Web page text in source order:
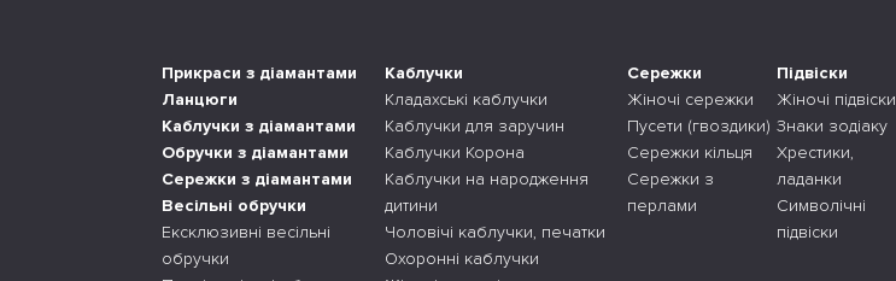
Прикраси з діамантами
Ланцюги
Каблучки з діамантами
Обручки з діамантами
Сережки з діамантами
Весільні обручки
Ексклюзивні весільні
обручки
Каблучки
Кладахські каблучки
Каблучки для заручин
Каблучки Корона
Каблучки на народження
дитини
Чоловічі каблучки, печатки
Охоронні каблучки
Сережки
Жіночі сережки
Пусети (гвоздики)
Сережки кільця
Сережки з
перлами
Підвіски
Жіночі підвіски
Знаки зодіаку
Хрестики,
ладанки
Символічні
підвіски